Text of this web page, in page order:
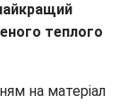
теплого
на матеріал